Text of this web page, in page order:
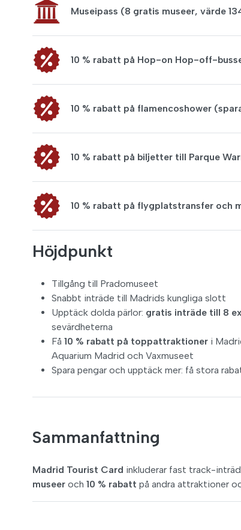
Museipass (8 gratis museer, värde
10 % rabatt på Hop-on Hop-off-
10 % rabatt på flamencoshower
10 % rabatt på biljetter till Parque
10 % rabatt på flygplatstransfer och
Höjdpunkt
Tillgång till Pradomuseet
Snabbt inträde till Madrids kungliga slott
Upptäck dolda pärlor: gratis inträde till 8
sevärdheterna
Få 10 % rabatt på toppattraktioner i
Aquarium Madrid och Vaxmuseet
Spara pengar och upptäck mer: få stora
Sammanfattning
Madrid Tourist Card inkluderar fast track-
museer och 10 % rabatt på andra attraktioner